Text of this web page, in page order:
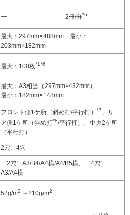
― 2冊/分*5
最大：297mm×488mm 最小：
203mm×182mm
最大：100枚*1*6
最大：A3相当（297mm×432mm）
最小：182mm×148mm
フロント側1ケ所（斜め打/平行打） *7
、リ
ア側1ケ所（斜め打*8/平行打）、中央2ケ所
（平行打）
2穴、4穴
［2穴］A3/B4/A4横/A4/B5横、［4穴］
A3/A4横
52g/m2 ～210g/m2